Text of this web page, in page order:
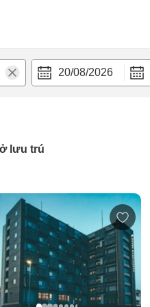
20/08/2026
lưu trú